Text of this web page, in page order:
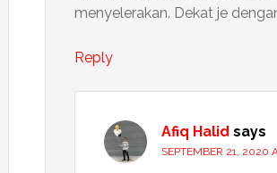
menyelerakan. Dekat je
Reply
Afiq Halid says
SEPTEMBER 21, 2020